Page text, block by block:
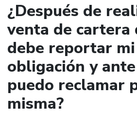
¿Después de
venta de cartera
debe reportar mi
obligación y
puedo reclamar
misma?